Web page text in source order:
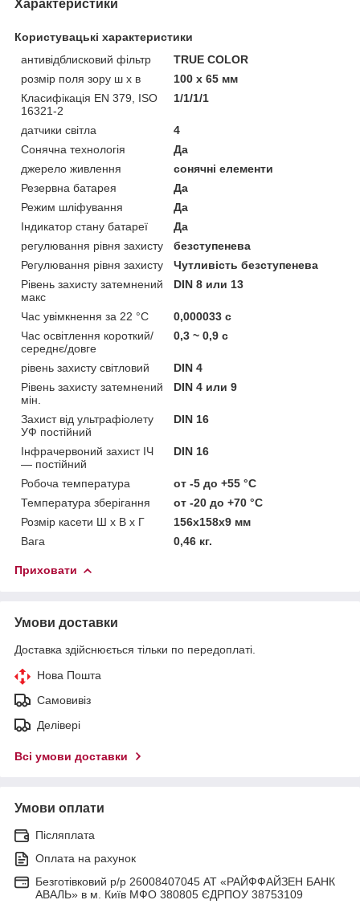
Характеристики
Користувацькі характеристики
антивідблисковий фільтр
TRUE COLOR
розмір поля зору ш x в
100 x 65 мм
Класифікація EN 379, ISO
16321-2
1/1/1/1
датчики світла
4
Сонячна технологія
Да
джерело живлення
сонячні елементи
Резервна батарея
Да
Режим шліфування
Да
Індикатор стану батареї
Да
регулювання рівня захисту
безступенева
Регулювання рівня захисту
Чутливість безступенева
Рівень захисту затемнений
макс
DIN 8 или 13
Час увімкнення за 22 °C
0,000033 с
Час освітлення короткий/
середнє/довге
0,3 ~ 0,9 с
рівень захисту світловий
DIN 4
Рівень захисту затемнений
мін.
DIN 4 или 9
Захист від ультрафіолету
УФ постійний
DIN 16
Інфрачервоний захист ІЧ
— постійний
DIN 16
Робоча температура
от -5 до +55 °C
Температура зберігання
от -20 до +70 °С
Розмір касети Ш x В x Г
156x158x9 мм
Вага
0,46 кг.
Приховати
Умови доставки
Доставка здійснюється тільки по передоплаті.
Нова Пошта
Самовивіз
Делівері
Всі умови доставки
Умови оплати
Післяплата
Оплата на рахунок
Безготівковий р/р 26008407045 АТ «РАЙФФАЙЗЕН БАНК
АВАЛЬ» в м. Київ МФО 380805 ЄДРПОУ 38753109